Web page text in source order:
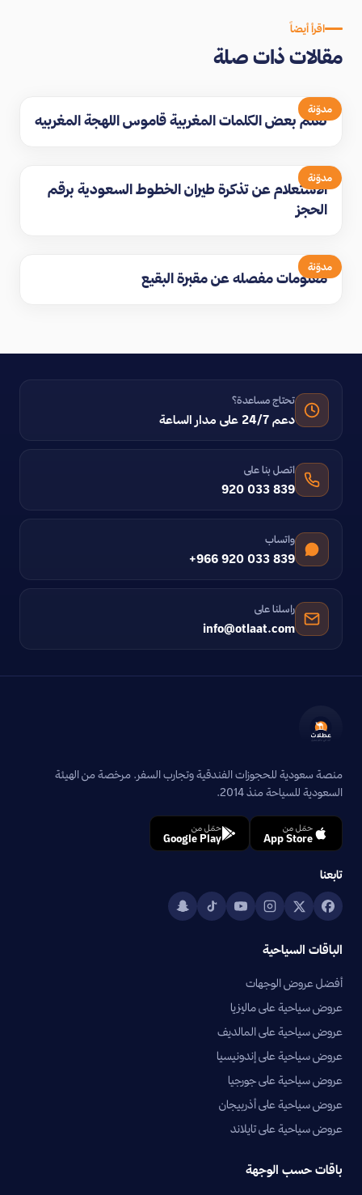
اقرأ أيضاً
مقالات ذات صلة
مدوّنة
تعلم بعض الكلمات المغربية قاموس اللهجة المغربيه
مدوّنة
الاستعلام عن تذكرة طيران الخطوط السعودية برقم
الحجز
مدوّنة
معلومات مفصله عن مقبرة البقيع
تحتاج مساعدة؟
دعم 24/7 على مدار الساعة
اتصل بنا على
920 033 839
واتساب
+966 920 033 839
راسلنا على
info@otlaat.com
منصة سعودية للحجوزات الفندقية وتجارب السفر. مرخصة من الهيئة
السعودية للسياحة منذ 2014.
حمّل من
App Store
حمّل من
Google Play
تابعنا
الباقات السياحية
أفضل عروض الوجهات
عروض سياحية على ماليزيا
عروض سياحية على المالديف
عروض سياحية على إندونيسيا
عروض سياحية على جورجيا
عروض سياحية على أذربيجان
عروض سياحية على تايلاند
باقات حسب الوجهة